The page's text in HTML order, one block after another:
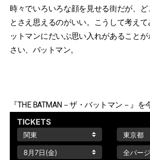
時々でいろいろな顔を見せる街だが、
とさえ思えるのがいい。こうして考え
ットマンにだいぶ思い入れがあること
さい、バットマン。
『THE BATMAN－ザ・バットマン－』を